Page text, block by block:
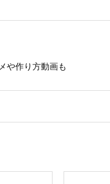
や作り方動画も